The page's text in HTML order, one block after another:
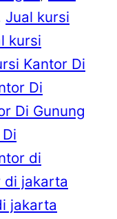
Jual kursi
kursi
Kantor Di
Di
Di Gunung
di
di jakarta
jakarta